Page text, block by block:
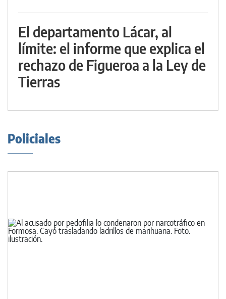
El departamento Lácar, al
límite: el informe que explica el
rechazo de Figueroa a la Ley de
Tierras
Policiales